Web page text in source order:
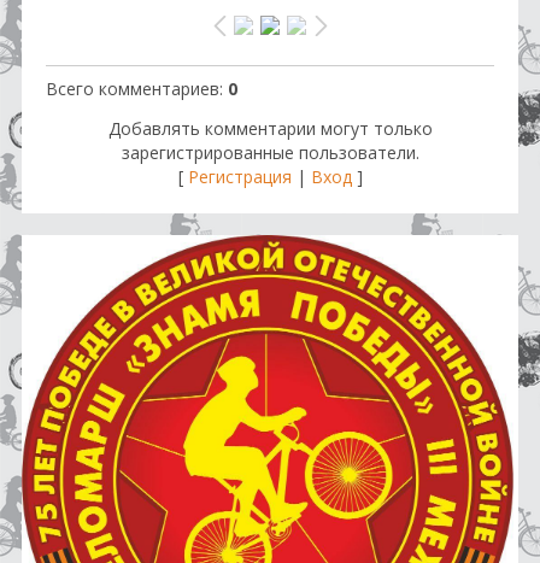
Всего комментариев: 0
Добавлять комментарии могут только
зарегистрированные пользователи.
[ Регистрация | Вход]